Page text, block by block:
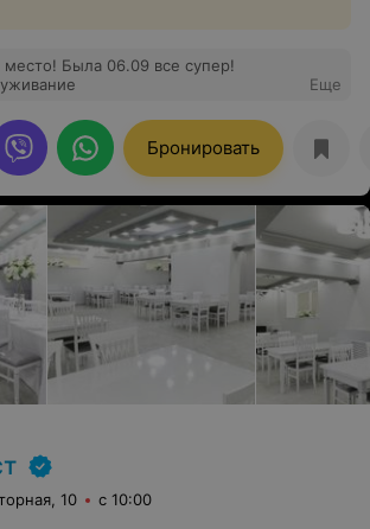
Была 06.09 все супер!
Еще
Бронировать
10 с 10:00